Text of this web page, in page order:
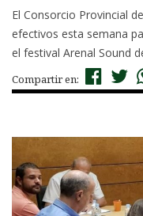
El Consorcio Provincial
efectivos esta semana
el festival Arenal Sound
Compartir en: